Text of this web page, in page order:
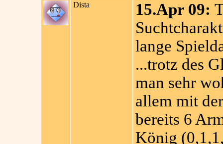
Dista 15.Apr 09:
lange
...trotz des
man sehr
allem mit
bereits 6
König